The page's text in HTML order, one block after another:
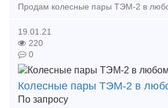
19.01.21
220
0
Колесные пары ТЭМ-2 в
По запросу